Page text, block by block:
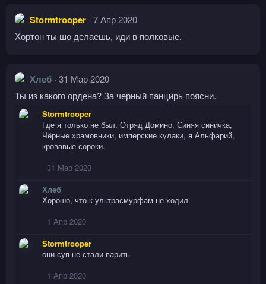
Stormtrooper 7 Апр 2020
Хортон ты шо делаешь, иди в полковые.
Хлеб 31 Мар 2020
Ты из какого ордена? За черный панцирь поясни.
Stormtrooper
Где я только не был. Отряд Домино, Синяя синичка,
Чёрные храмовники, имперские кулаки, я Альфарий,
кровавые сороки.
31 Мар 2020
Хлеб
Хорошо, что к ультрасмурфам не ходил.
1 Апр 2020
Stormtrooper
они суп не стали варить
1 Апр 2020